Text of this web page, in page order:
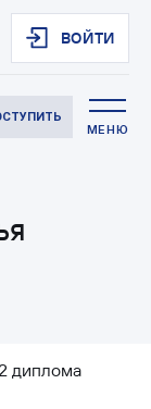
ВОЙТИ
МЕНЮ
диплома